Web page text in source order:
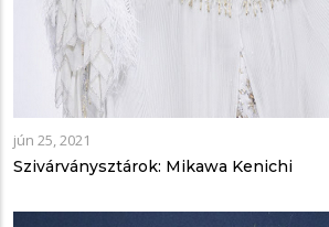
jún 25, 2021
Szivárványsztárok: Mikawa Kenichi